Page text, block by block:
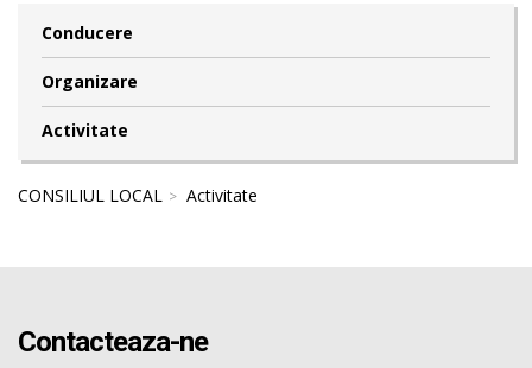
Conducere
Organizare
Activitate
CONSILIUL LOCAL Activitate
Contacteaza-ne